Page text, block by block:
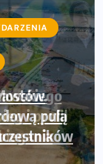
i profil